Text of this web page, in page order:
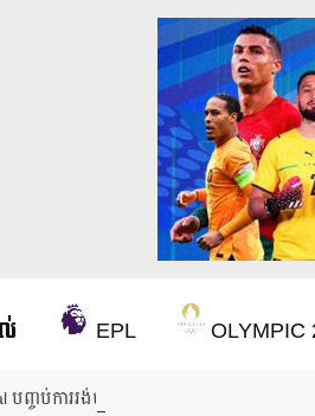
EPL OLYMPIC
បញ្ចប់ការរង់ចាំ ២២ ឆ្នាំ ដើម្បីឈ្នះពាន